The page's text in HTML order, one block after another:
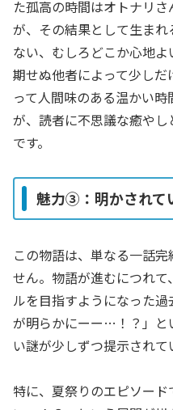
た孤高の時間はオトナリ
が、その結果として生ま
ない、むしろどこか心地
期せぬ他者によって少し
って人間味のある温かい
が、読者に不思議な癒や
です。
魅力③：明かされて
この物語は、単なる一話
せん。物語が進むにつれ
ルを目指すようになった
が明らかにーー…！？」と
い謎が少しずつ提示されて
特に、夏祭りのエピソー